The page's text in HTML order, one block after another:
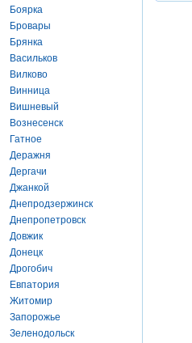
Боярка
Бровары
Брянка
Васильков
Вилково
Винница
Вишневый
Вознесенск
Гатное
Деражня
Дергачи
Джанкой
Днепродзержинск
Днепропетровск
Довжик
Донецк
Дрогобич
Евпатория
Житомир
Запорожье
Зеленодольск